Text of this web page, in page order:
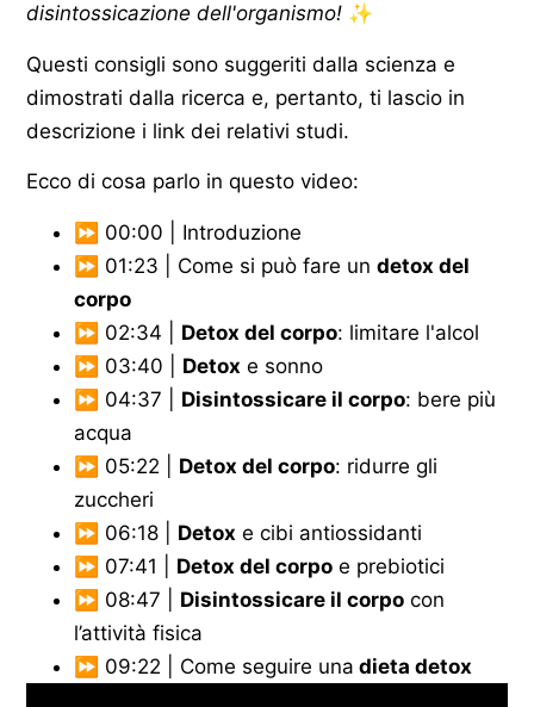
disintossicazione dell'organismo! ✨
Questi consigli sono suggeriti dalla scienza e
dimostrati dalla ricerca e, pertanto, ti lascio in
descrizione i link dei relativi studi.
Ecco di cosa parlo in questo video:
⏩ 00:00 | Introduzione
⏩ 01:23 | Come si può fare un detox del
corpo
⏩ 02:34 | Detox del corpo: limitare l'alcol
⏩ 03:40 | Detox e sonno
⏩ 04:37 | Disintossicare il corpo: bere più
acqua
⏩ 05:22 | Detox del corpo: ridurre gli
zuccheri
⏩ 06:18 | Detox e cibi antiossidanti
⏩ 07:41 | Detox del corpo e prebiotici
⏩ 08:47 | Disintossicare il corpo con
l’attività fisica
⏩ 09:22 | Come seguire una dieta detox